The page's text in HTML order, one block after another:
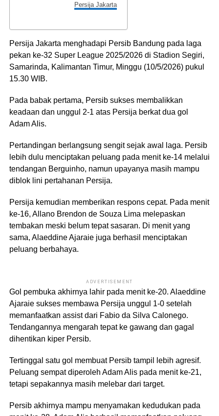
Persija Jakarta
Persija Jakarta menghadapi Persib Bandung pada laga
pekan ke-32 Super League 2025/2026 di Stadion Segiri,
Samarinda, Kalimantan Timur, Minggu (10/5/2026) pukul
15.30 WIB.
Pada babak pertama, Persib sukses membalikkan
keadaan dan unggul 2-1 atas Persija berkat dua gol
Adam Alis.
Pertandingan berlangsung sengit sejak awal laga. Persib
lebih dulu menciptakan peluang pada menit ke-14 melalui
tendangan Berguinho, namun upayanya masih mampu
diblok lini pertahanan Persija.
Persija kemudian memberikan respons cepat. Pada menit
ke-16, Allano Brendon de Souza Lima melepaskan
tembakan meski belum tepat sasaran. Di menit yang
sama, Alaeddine Ajaraiejuga berhasil menciptakan
peluang berbahaya.
ADVERTISEMENT
Gol pembuka akhirnya lahir pada menit ke-20. Alaeddine
Ajaraie sukses membawa Persija unggul 1-0 setelah
memanfaatkan assist dari Fabio da Silva Calonego.
Tendangannya mengarah tepat ke gawang dan gagal
dihentikan kiper Persib.
Tertinggal satu gol membuat Persib tampil lebih agresif.
Peluang sempat diperoleh Adam Alis pada menit ke-21,
tetapi sepakannya masih melebar dari target.
Persib akhirnya mampu menyamakan kedudukan pada